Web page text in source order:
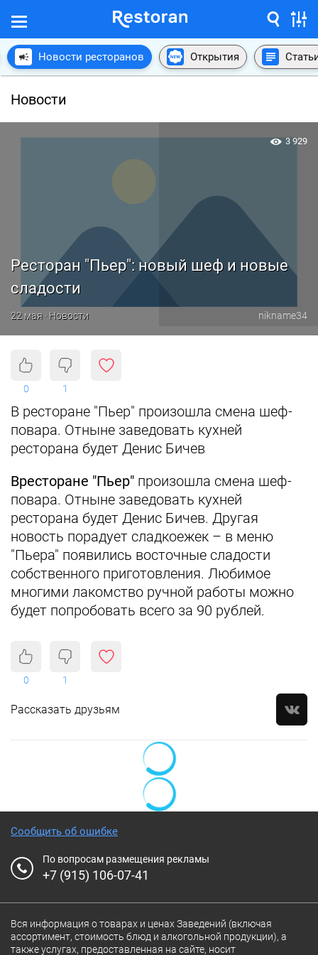
Новости ресторанов Открытия
Новости
Ресторан "Пьер": новый шеф и новые
сладости
22 мая · Новости nikname34
3 929
0 1
В ресторане "Пьер" произошла смена шеф-
повара. Отныне заведовать кухней
ресторана будет Денис Бичев
Вресторане "Пьер" произошла смена шеф-
повара. Отныне заведовать кухней
ресторана будет Денис Бичев. Другая
новость порадует сладкоежек – в меню
"Пьера" появились восточные сладости
собственного приготовления. Любимое
многими лакомство ручной работы можно
будет попробовать всего за 90 рублей.
0 1
Рассказать друзьям
Сообщить об ошибке
По вопросам размещения рекламы
+7 (915) 106-07-41
Вся информация о товарах и ценах Заведений (включая
ассортимент, стоимость блюд и алкогольной продукции), а
также услугах, предоставленная на сайте, носит